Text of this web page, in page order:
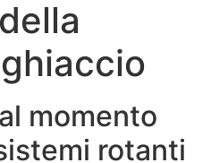
momento
rotanti